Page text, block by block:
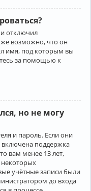
отключил
возможно, что он
имя, под которым вы
за помощью к
но не могу
и пароль. Если они
включена поддержка
вам менее 13 лет,
учётные записи были
до входа